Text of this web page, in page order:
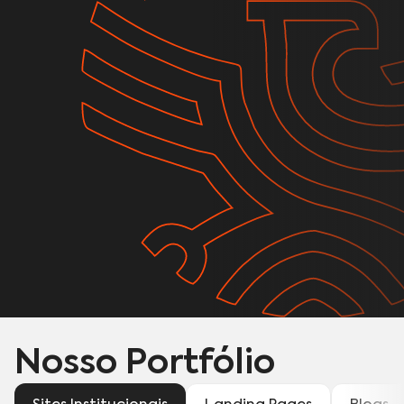
Nosso Portfólio